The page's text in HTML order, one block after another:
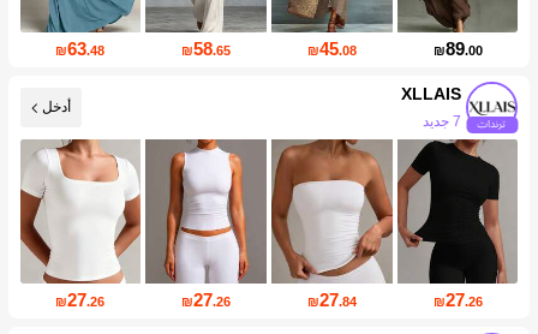
₪89.00
₪45.08
₪58.65
₪63.48
XLLAIS
327K متابعين
أدخل
₪27.26
₪27.84
₪27.26
₪27.26